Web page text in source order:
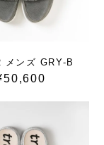
メンズ GRY-B